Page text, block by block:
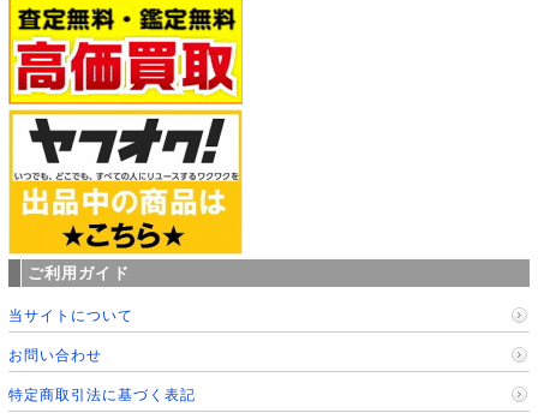
ご利用ガイド
当サイトについて
お問い合わせ
特定商取引法に基づく表記